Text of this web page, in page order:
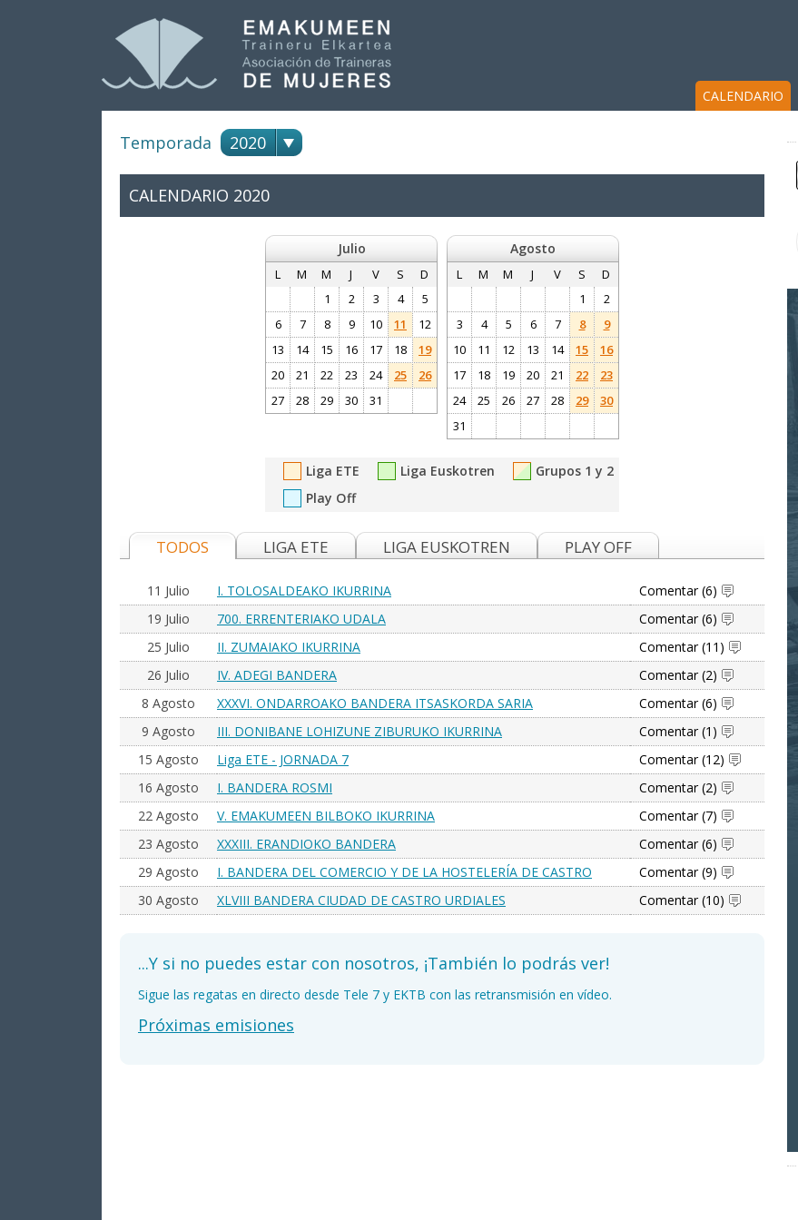
CALENDARIO
Temporada 2020
CALENDARIO 2020
Julio
L M M J V S
D
1
2 3 4
5
6
7 8 9 10 11
12
13
14 15 16 17 18
19
20
21 22 23 24 25
26
27
28 29 30 31
Agosto
L M M J V S
D
1
2
3
4 5 6 7 8
9
10
11 12 13 14 15
16
17
18 19 20 21 22
23
24
25 26 27 28 29
30
31
Liga ETE Liga Euskotren
Grupos 1 y 2
Play Off
TODOS LIGA ETE LIGA EUSKOTREN PLAY OFF
11 Julio I. TOLOSALDEAKO IKURRINA
Comentar (6)
19 Julio
700. ERRENTERIAKO UDALA
Comentar (6)
25 Julio
II. ZUMAIAKO IKURRINA
Comentar (11)
26 Julio
IV. ADEGI BANDERA
Comentar (2)
8 Agosto
XXXVI. ONDARROAKO BANDERA ITSASKORDA SARIA
Comentar (6)
9 Agosto
III. DONIBANE LOHIZUNE ZIBURUKO IKURRINA
Comentar (1)
15 Agosto
Liga ETE - JORNADA 7
Comentar (12)
16 Agosto
I. BANDERA ROSMI
Comentar (2)
22 Agosto
V. EMAKUMEEN BILBOKO IKURRINA
Comentar (7)
23 Agosto
XXXIII. ERANDIOKO BANDERA
Comentar (6)
29 Agosto
I. BANDERA DEL COMERCIO Y DE LA HOSTELERÍA DE CASTRO
URDIALES
Comentar (9)
30 Agosto
XLVIII BANDERA CIUDAD DE CASTRO URDIALES Comentar (10)
...Y si no puedes estar con nosotros, ¡También lo podrás ver!
Sigue las regatas en directo desde Tele 7 y EKTB con las retransmisión en vídeo.
Próximas emisiones